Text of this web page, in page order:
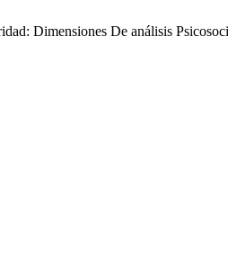
Dimensiones De análisis